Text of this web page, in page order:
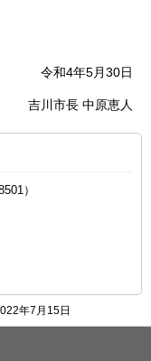
令和4年5月30日
吉川市長 中原恵人
）
年7月15日